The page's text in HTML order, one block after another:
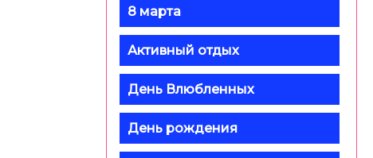
8 марта
Активный отдых
День Влюбленных
День рождения